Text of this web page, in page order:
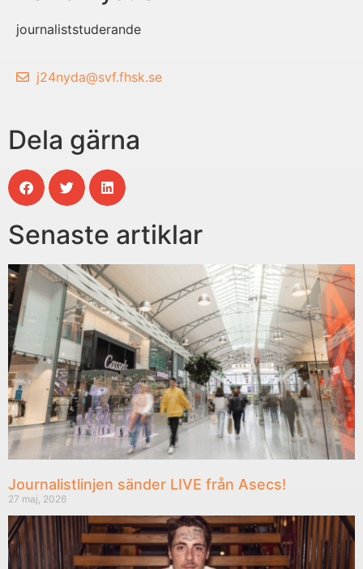
journaliststuderande
j24nyda@svf.fhsk.se
Dela gärna
Senaste artiklar
Journalistlinjen sänder LIVE från Asecs!
27 maj, 2026